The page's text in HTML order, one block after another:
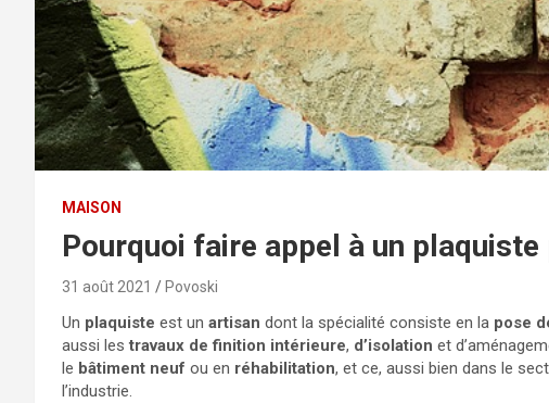
MAISON
Pourquoi faire appel à un
31 août 2021 Povoski
Un plaquiste est un artisan dont la spécialité consiste en la pose
aussi lestravaux de finition intérieure, d’isolation et
le bâtiment neuf ou en réhabilitation, et ce, aussi bien dans le
l’industrie.